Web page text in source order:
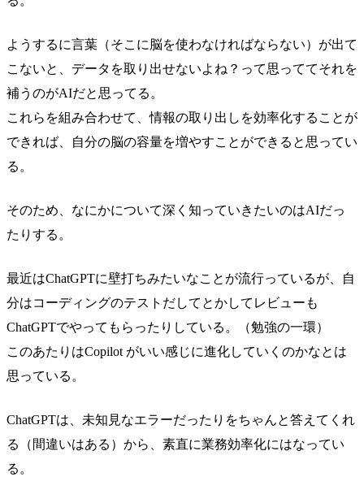
ようするに言葉（そこに脳を使わなければならない）が出て
こないと、データを取り出せないよね？って思っててそれを
補うのがAIだと思ってる。
これらを組み合わせて、情報の取り出しを効率化することが
できれば、自分の脳の容量を増やすことができると思ってい
る。
そのため、なにかについて深く知っていきたいのはAIだっ
たりする。
最近はChatGPTに壁打ちみたいなことが流行っているが、自
分はコーディングのテストだしてとかしてレビューも
ChatGPTでやってもらったりしている。（勉強の一環）
このあたりはCopilot がいい感じに進化していくのかなとは
思っている。
ChatGPTは、未知見なエラーだったりをちゃんと答えてくれ
る（間違いはある）から、素直に業務効率化にはなってい
る。